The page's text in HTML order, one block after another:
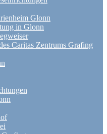
Glonn
in Glonn
Caritas Zentrums Grafing